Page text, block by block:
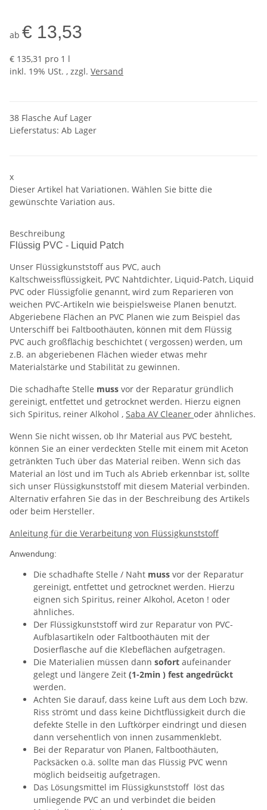
ab € 13,53
€ 135,31 pro 1 l
inkl. 19% USt. , zzgl. Versand
38 Flasche Auf Lager
Lieferstatus: Ab Lager
x
Dieser Artikel hat Variationen. Wählen Sie bitte die
gewünschte Variation aus.
Beschreibung
Flüssig PVC - Liquid Patch
Unser Flüssigkunststoff aus PVC, auch
Kaltschweissflüssigkeit, PVC Nahtdichter, Liquid-Patch, Liquid
PVC oder Flüssigfolie genannt, wird zum Reparieren von
weichen PVC-Artikeln wie beispielsweise Planen benutzt.
Abgeriebene Flächen an PVC Planen wie zum Beispiel das
Unterschiff bei Faltboothäuten, können mit dem Flüssig
PVC auch großflächig beschichtet ( vergossen) werden, um
z.B. an abgeriebenen Flächen wieder etwas mehr
Materialstärke und Stabilität zu gewinnen.
Die schadhafte Stelle muss vor der Reparatur gründlich
gereinigt, entfettet und getrocknet werden. Hierzu eignen
sich Spiritus, reiner Alkohol , Saba AV Cleaner oder ähnliches.
Wenn Sie nicht wissen, ob Ihr Material aus PVC besteht,
können Sie an einer verdeckten Stelle mit einem mit Aceton
getränkten Tuch über das Material reiben. Wenn sich das
Material an löst und im Tuch als Abrieb erkennbar ist, sollte
sich unser Flüssigkunststoff mit diesem Material verbinden.
Alternativ erfahren Sie das in der Beschreibung des Artikels
oder beim Hersteller.
Anleitung für die Verarbeitung von Flüssigkunststoff
Anwendung:
Die schadhafte Stelle / Naht muss vor der Reparatur
gereinigt, entfettet und getrocknet werden. Hierzu
eignen sich Spiritus, reiner Alkohol, Aceton ! oder
ähnliches.
Der Flüssigkunststoff wird zur Reparatur von PVC-
Aufblasartikeln oder Faltboothäuten mit der
Dosierflasche auf die Klebeflächen aufgetragen.
Die Materialien müssen dann sofort aufeinander
gelegt und längere Zeit (1-2min ) fest angedrückt
werden.
Achten Sie darauf, dass keine Luft aus dem Loch bzw.
Riss strömt und dass keine Dichtflüssigkeit durch die
defekte Stelle in den Luftkörper eindringt und diesen
dann versehentlich von innen zusammenklebt.
Bei der Reparatur von Planen, Faltboothäuten,
Packsäcken o.ä. sollte man das Flüssig PVC wenn
möglich beidseitig aufgetragen.
Das Lösungsmittel im Flüssigkunststoff löst das
umliegende PVC an und verbindet die beiden